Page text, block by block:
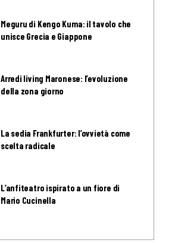
Meguru di Kengo Kuma: il tavolo che
unisce Grecia e Giappone
Arredi living Maronese: l’evoluzione
della zona giorno
La sedia Frankfurter: l’ovvietà come
scelta radicale
L’anfiteatro ispirato a un fiore di
Mario Cucinella